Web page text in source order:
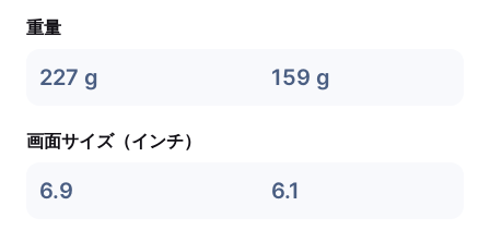
重量
227 g 159 g
画面サイズ（インチ）
6.9 6.1